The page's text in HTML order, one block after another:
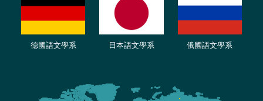
德國語文學系 日本語文學系 俄國語文學系